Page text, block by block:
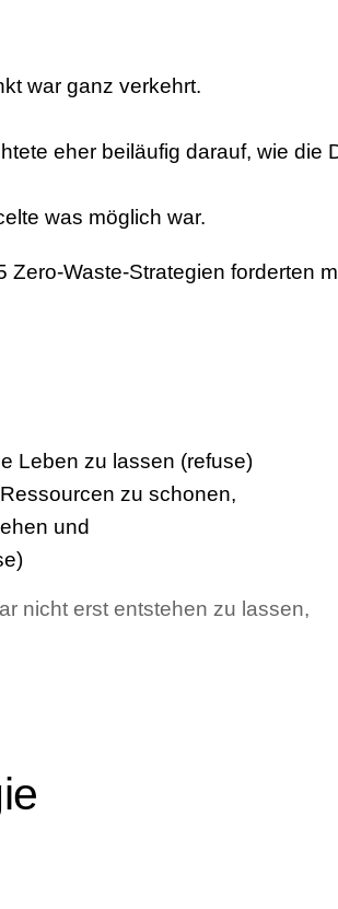
war ganz verkehrt.
eher beiläufig darauf, wie die
was möglich war.
Waste-Strategien forderten
Leben zu lassen (refuse)
zu schonen,
und
nicht erst entstehen zu lassen,